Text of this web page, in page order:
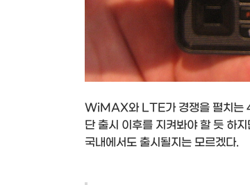
WiMAX와 LTE가 경쟁을 펼치는
단 출시 이후를 지켜봐야 할 듯 하
국내에서도 출시될지는 모르겠다.